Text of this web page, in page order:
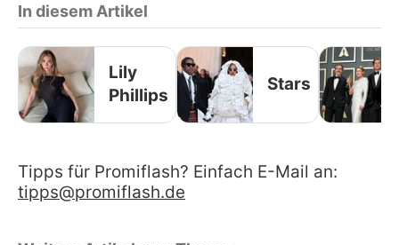
In diesem Artikel
Lily
Phillips
Stars
Tipps für Promiflash? Einfach E-Mail an:
tipps@promiflash.de